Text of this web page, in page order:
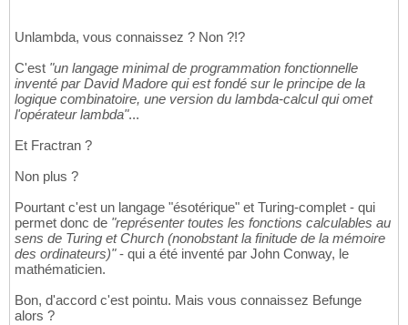
Unlambda, vous connaissez ? Non ?!?
C'est "un langage minimal de programmation fonctionnelle
inventé par David Madore qui est fondé sur le principe de la
logique combinatoire, une version du lambda-calcul qui omet
l'opérateur lambda"...
Et Fractran ?
Non plus ?
Pourtant c'est un langage "ésotérique" et Turing-complet - qui
permet donc de "représenter toutes les fonctions calculables au
sens de Turing et Church (nonobstant la finitude de la mémoire
des ordinateurs)"- qui a été inventé par John Conway, le
mathématicien.
Bon, d'accord c'est pointu. Mais vous connaissez Befunge
alors ?